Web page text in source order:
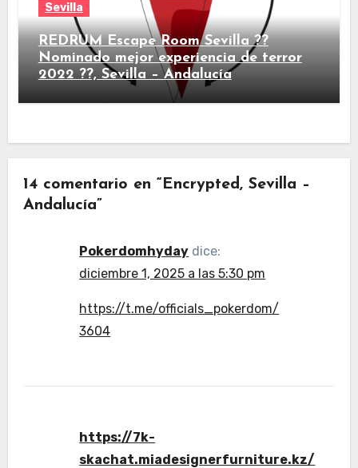
Sevilla
REDRUM Escape Room Sevilla ??
Nominado mejor experiencia de terror
2022 ??, Sevilla – Andalucía
14 comentario en “Encrypted, Sevilla –
Andalucía”
Pokerdomhyday dice:
diciembre 1, 2025 a las 5:30 pm
https://t.me/officials_pokerdom/
3604
https://7k-
skachat.miadesignerfurniture.kz/